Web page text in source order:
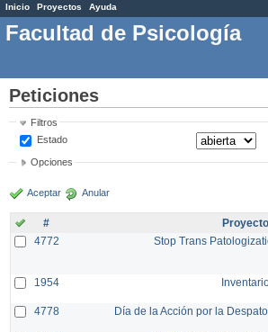
Inicio Proyectos Ayuda
Facultad de Psicología
Peticiones
Filtros
Estado
Opciones
Aceptar Anular
#
Proyecto
4772
Stop Trans
1954
4778 Día de la Acción por la